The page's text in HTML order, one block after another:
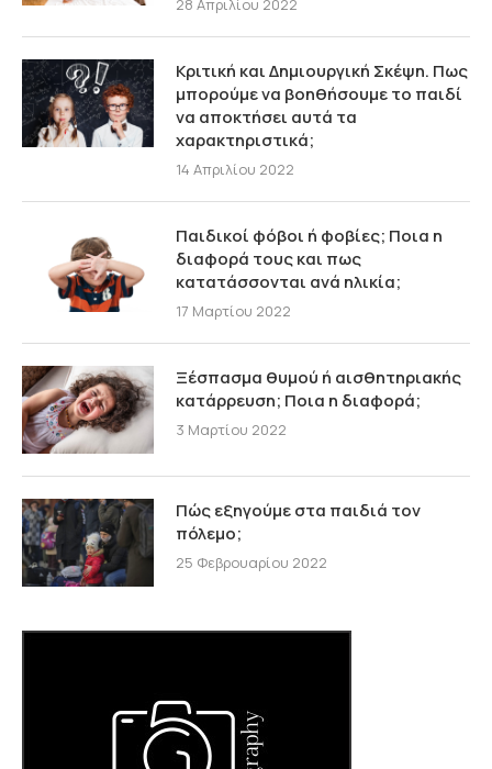
28 Απριλίου 2022
Κριτική και Δημιουργική Σκέψη. Πως
μπορούμε να βοηθήσουμε το παιδί
να αποκτήσει αυτά τα
χαρακτηριστικά;
14 Απριλίου 2022
Παιδικοί φόβοι ή φοβίες; Ποια η
διαφορά τους και πως
κατατάσσονται ανά ηλικία;
17 Μαρτίου 2022
Ξέσπασμα θυμού ή αισθητηριακής
κατάρρευση; Ποια η διαφορά;
3 Μαρτίου 2022
Πώς εξηγούμε στα παιδιά τον
πόλεμο;
25 Φεβρουαρίου 2022